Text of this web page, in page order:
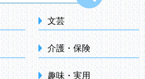
文芸
介護・保険
趣味・実用